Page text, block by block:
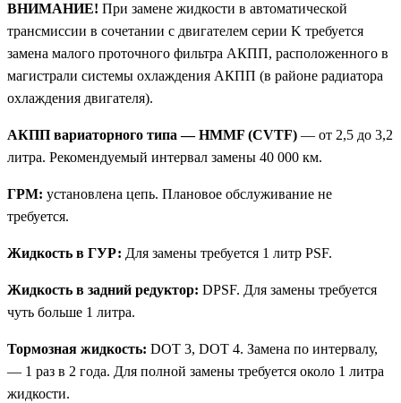
ВНИМАНИЕ! При замене жидкости в автоматической
трансмиссии в сочетании с двигателем серии K требуется
замена малого проточного фильтра АКПП, расположенного в
магистрали системы охлаждения АКПП (в районе радиатора
охлаждения двигателя).
АКПП вариаторного типа — HMMF (CVTF) — от 2,5 до 3,2
литра. Рекомендуемый интервал замены 40 000 км.
ГРМ: установлена цепь. Плановое обслуживание не
требуется.
Жидкость в ГУР: Для замены требуется 1 литр PSF.
Жидкость в задний редуктор: DPSF. Для замены требуется
чуть больше 1 литра.
Тормозная жидкость: DOT 3, DOT 4. Замена по интервалу,
— 1 раз в 2 года. Для полной замены требуется около 1 литра
жидкости.